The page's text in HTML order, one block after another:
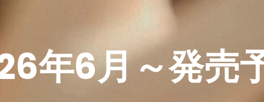
年6月～発売